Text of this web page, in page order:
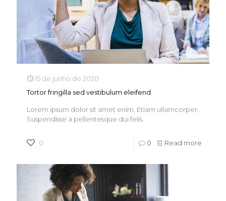
15 de junho de 2020
Tortor fringilla sed vestibulum eleifend
Lorem ipsum dolor sit amet enim. Etiam ullamcorper.
Suspendisse a pellentesque dui felis.
0 0 Read more